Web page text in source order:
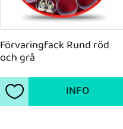
Förvaringfack Rund röd
och grå
Lägg till i favoriter
INFO